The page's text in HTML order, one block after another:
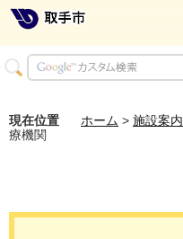
現在位置 ホーム > 施設案内
療機関